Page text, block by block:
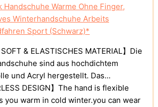
Handschuhe Warme Ohne Finger,
Winterhandschuhe Arbeits
Sport (Schwarz)*
SOFT & ELASTISCHES MATERIAL】Die
sind aus hochdichtem
und Acryl hergestellt. Das...
DESIGN】The hand is flexible
you warm in cold winter.you can wear